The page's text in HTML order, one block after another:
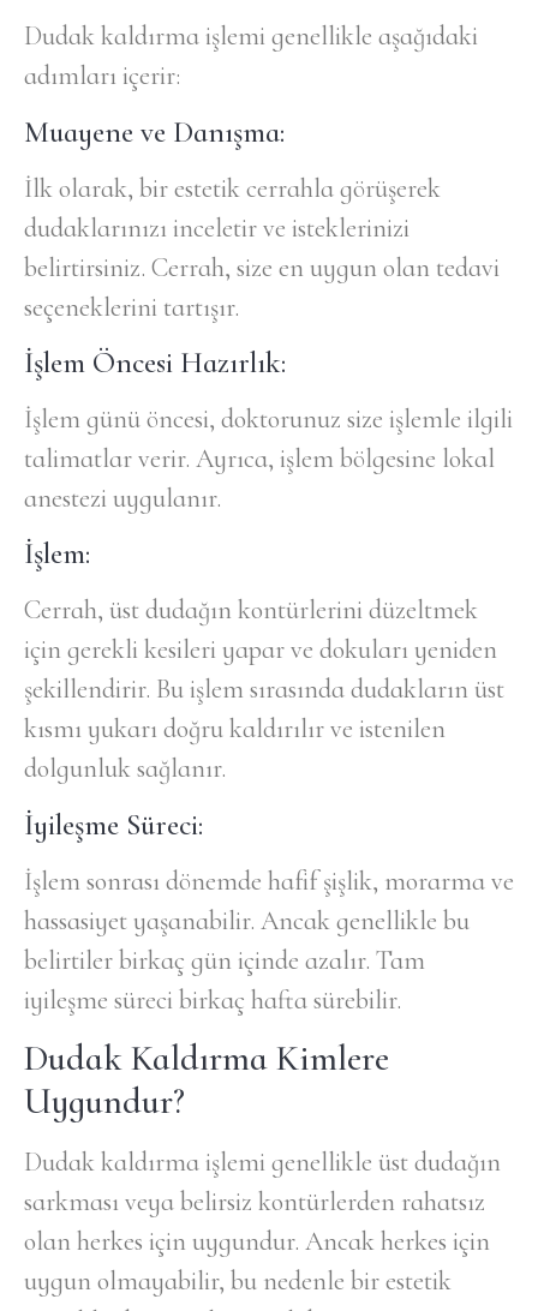
Dudak kaldırma işlemi genellikle aşağıdaki
adımları içerir:
Muayene ve Danışma:
İlk olarak, bir estetik cerrahla görüşerek
dudaklarınızı inceletir ve isteklerinizi
belirtirsiniz. Cerrah, size en uygun olan tedavi
seçeneklerini tartışır.
İşlem Öncesi Hazırlık:
İşlem günü öncesi, doktorunuz size işlemle ilgili
talimatlar verir. Ayrıca, işlem bölgesine lokal
anestezi uygulanır.
İşlem:
Cerrah, üst dudağın kontürlerini düzeltmek
için gerekli kesileri yapar ve dokuları yeniden
şekillendirir. Bu işlem sırasında dudakların üst
kısmı yukarı doğru kaldırılır ve istenilen
dolgunluk sağlanır.
İyileşme Süreci:
İşlem sonrası dönemde hafif şişlik, morarma ve
hassasiyet yaşanabilir. Ancak genellikle bu
belirtiler birkaç gün içinde azalır. Tam
iyileşme süreci birkaç hafta sürebilir.
Dudak Kaldırma Kimlere
Uygundur?
Dudak kaldırma işlemi genellikle üst dudağın
sarkması veya belirsiz kontürlerden rahatsız
olan herkes için uygundur. Ancak herkes için
uygun olmayabilir, bu nedenle bir estetik